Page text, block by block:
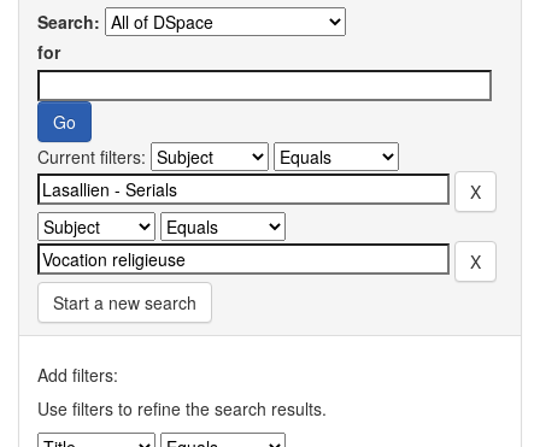
Search:
for
Current filters:
Start a new search
Add filters:
Use filters to refine the search results.